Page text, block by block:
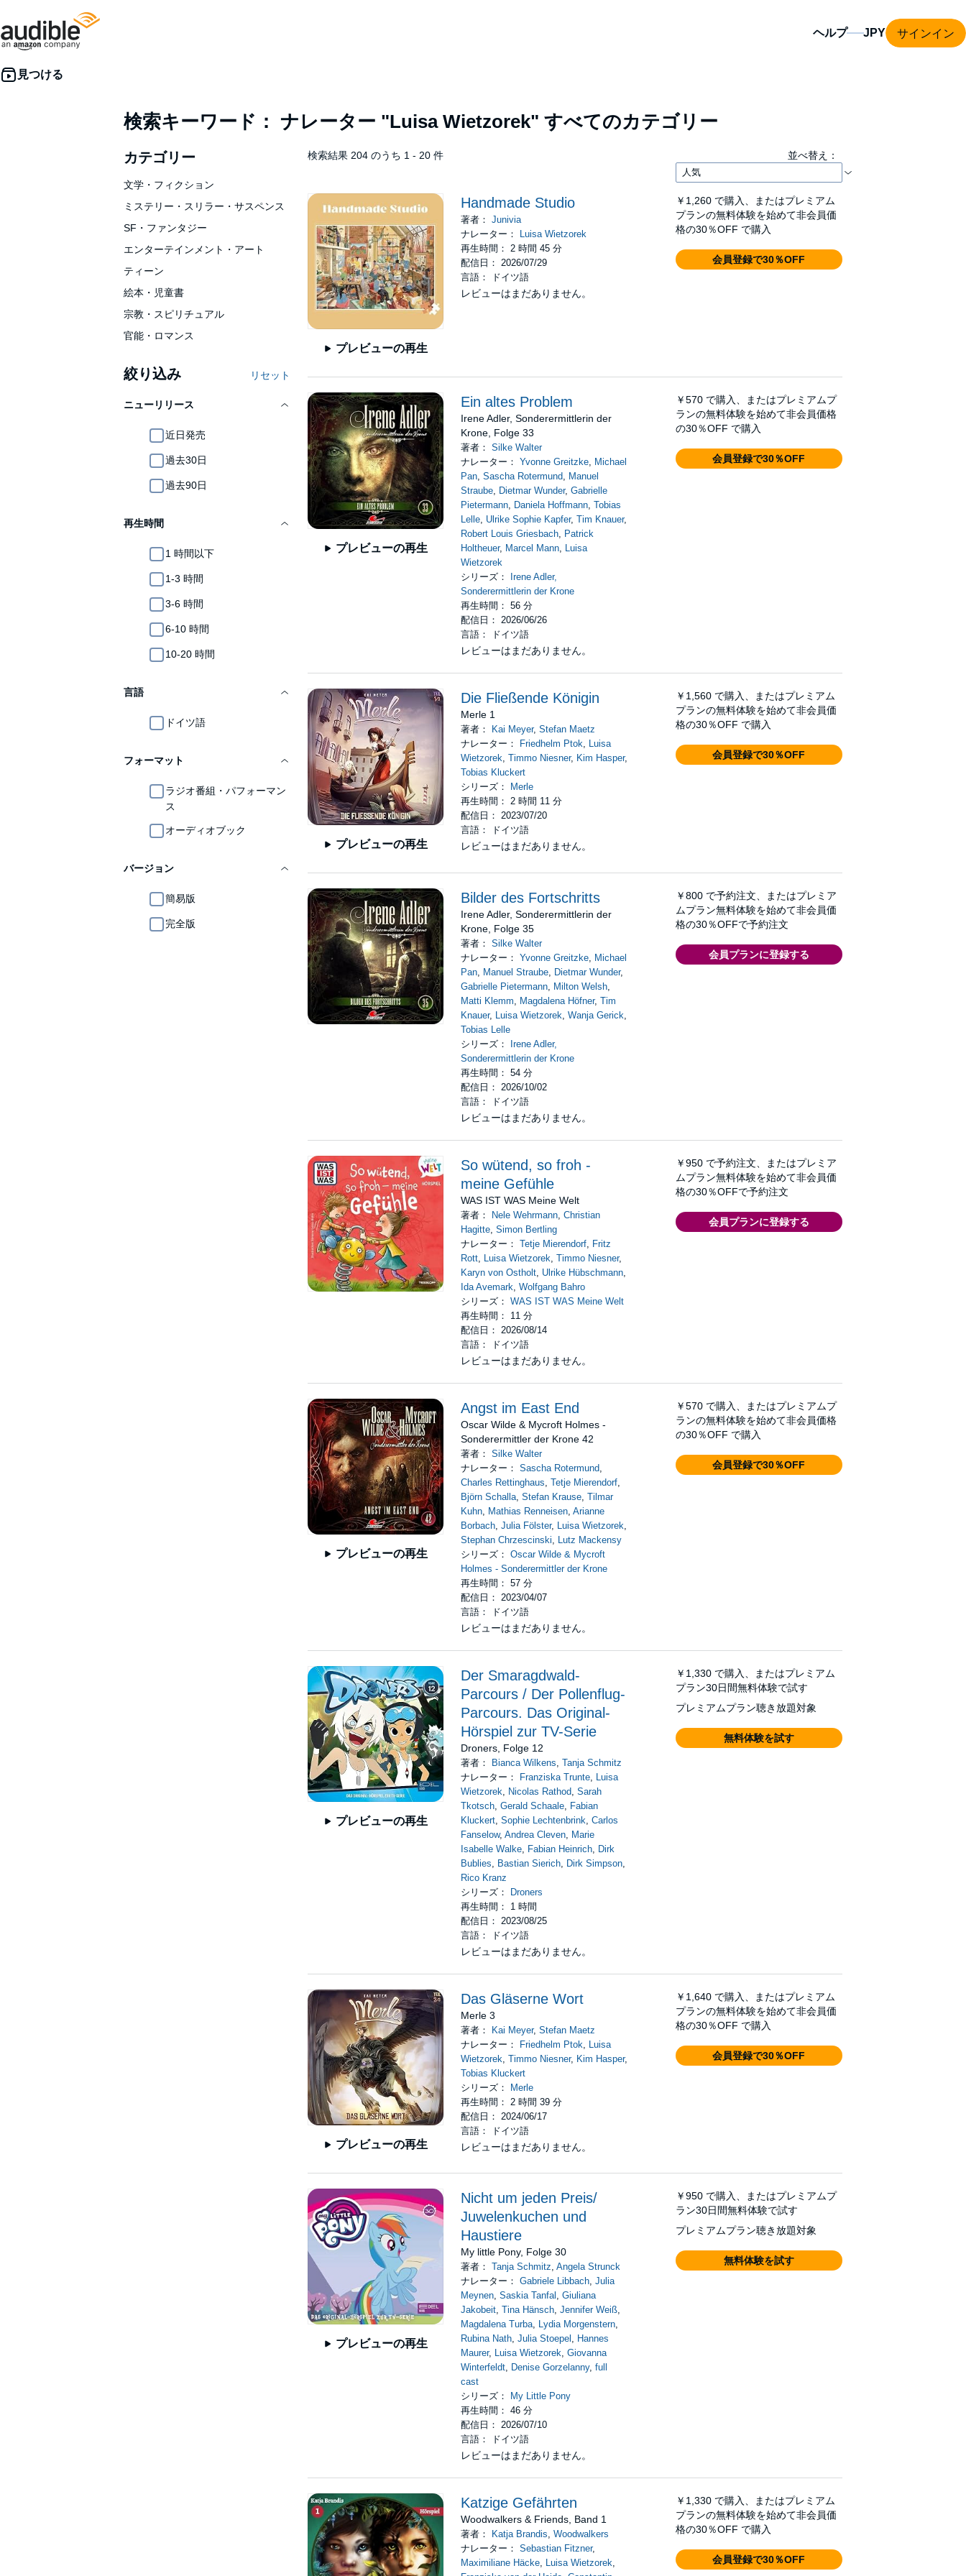
ヘルプ サインイン
検索キーワード： ナレーター "Luisa Wietzorek" すべてのカテゴリー
カテゴリー
文学・フィクション
ミステリー・スリラー・サスペンス
SF・ファンタジー
エンターテインメント・アート
ティーン
絵本・児童書
宗教・スピリチュアル
官能・ロマンス
絞り込み リセット
ニューリリース
近日発売
過去30日
過去90日
再生時間
1 時間以下
1-3 時間
3-6 時間
6-10 時間
10-20 時間
言語
ドイツ語
フォーマット
ラジオ番組・パフォーマン
ス
オーディオブック
バージョン
簡易版
完全版
検索結果 204 のうち 1 - 20 件 並べ替え：
プレビューの再生
Handmade Studio
著者：Junivia
ナレーター：
Luisa Wietzorek
再生時間： 2 時間 45 分
配信日： 2026/07/29
言語： ドイツ語
レビューはまだありません。
￥1,260 で購入、またはプレミアム
プランの無料体験を始めて非会員価
格の30％OFF で購入
会員登録で30％OFF
プレビューの再生
Ein altes Problem
Irene Adler, Sonderermittlerin der
Krone, Folge 33
著者：Silke Walter
ナレーター：Yvonne Greitzke, Michael
Pan,Sascha Rotermund, Manuel
Straube, Dietmar Wunder,Gabrielle
Pietermann, Daniela Hoffmann,Tobias
Lelle, Ulrike Sophie Kapfer,Tim Knauer,
Robert Louis Griesbach, Patrick
Holtheuer, Marcel Mann, Luisa
Wietzorek
シリーズ：
Irene Adler,
Sonderermittlerin der Krone
再生時間： 56 分
配信日： 2026/06/26
言語： ドイツ語
レビューはまだありません。
￥570 で購入、またはプレミアムプ
ランの無料体験を始めて非会員価格
の30％OFF で購入
会員登録で30％OFF
プレビューの再生
Die Fließende Königin
Merle 1
著者： Kai Meyer,Stefan Maetz
ナレーター：
Friedhelm Ptok, Luisa
Wietzorek,Timmo Niesner, Kim Hasper,
Tobias Kluckert
シリーズ：
Merle
再生時間： 2 時間 11 分
配信日： 2023/07/20
言語： ドイツ語
レビューはまだありません。
￥1,560 で購入、またはプレミアム
プランの無料体験を始めて非会員価
格の30％OFF で購入
会員登録で30％OFF
Bilder des Fortschritts
Irene Adler, Sonderermittlerin der
Krone, Folge 35
著者：Silke Walter
ナレーター：Yvonne Greitzke Michael
Pan Manuel Straube Dietmar Wunder,
Gabrielle Pietermann Milton Welsh
Matti Klemm
Magdalena Höfner,Tim
Knauer, Luisa Wietzorek ,Wanja Gerick
Tobias Lelle
シリーズ： Irene Adler,
Sonderermittlerin der Krone
再生時間： 54 分
配信日： 2026/10/02
言語： ドイツ語
レビューはまだありません。
￥800 で予約注文、またはプレミア
ムプラン無料体験を始めて非会員価
格の30％OFFで予約注文
会員プランに登録する
So wütend, so froh -
meine Gefühle
WAS IST WAS Meine Welt
著者： Nele Wehrmann ,Christian
Hagitte ,Simon Bertling
ナレーター：Tetje Mierendorf Fritz
Rott Luisa Wietzorek ,Timmo Niesner,
Karyn von Ostholt Ulrike Hübschmann
Ida Avemark ,Wolfgang Bahro
シリーズ：WAS IST WAS Meine Welt
再生時間： 11 分
配信日： 2026/08/14
言語： ドイツ語
レビューはまだありません。
￥950 で予約注文、またはプレミア
ムプラン無料体験を始めて非会員価
格の30％OFFで予約注文
会員プランに登録する
プレビューの再生
Angst im East End
Oscar Wilde & Mycroft Holmes -
Sonderermittler der Krone 42
著者：Silke Walter
ナレーター：Sascha Rotermund
Charles Rettinghaus ,Tetje Mierendorf
Björn Schalla ,Stefan Krause ,Tilmar
Kuhn Mathias Renneisen ,Arianne
Borbach ,Julia Fölster, Luisa Wietzorek
Stephan Chrzescinski
Lutz Mackensy
シリーズ：Oscar Wilde & Mycroft
Holmes - Sonderermittler der Krone
再生時間： 57 分
配信日： 2023/04/07
言語： ドイツ語
レビューはまだありません。
￥570 で購入、またはプレミアムプ
ランの無料体験を始めて非会員価格
の30％OFF で購入
会員登録で30％OFF
プレビューの再生
Der Smaragdwald-
Parcours / Der Pollenflug-
Parcours. Das Original-
Hörspiel zur TV-Serie
Droners, Folge 12
著者： Bianca Wilkens ,Tanja Schmitz
ナレーター： Franziska Trunte Luisa
Wietzorek
Nicolas Rathod ,Sarah
Tkotsch ,Gerald Schaale Fabian
Kluckert ,Sophie Lechtenbrink ,Carlos
Fanselow,Andrea Cleven Marie
Isabelle Walke Fabian Heinrich Dirk
Bublies
Bastian Sierich Dirk Simpson
Rico Kranz
シリーズ： Droners
再生時間： 1 時間
配信日： 2023/08/25
言語： ドイツ語
レビューはまだありません。
￥1,330 で購入、またはプレミアム
プラン30日間無料体験で試す
プレミアムプラン聴き放題対象
無料体験を試す
プレビューの再生
Das Gläserne Wort
Merle 3
著者： Kai Meyer,Stefan Maetz
ナレーター： Friedhelm Ptok
Luisa
Wietzorek ,Timmo Niesner, Kim Hasper,
Tobias Kluckert
シリーズ： Merle
再生時間： 2 時間 39 分
配信日： 2024/06/17
言語： ドイツ語
レビューはまだありません。
￥1,640 で購入、またはプレミアム
プランの無料体験を始めて非会員価
格の30％OFF で購入
会員登録で30％OFF
プレビューの再生
Nicht um jeden Preis/
Juwelenkuchen und
Haustiere
My little Pony, Folge 30
著者：Tanja Schmitz ,Angela Strunck
ナレーター：Gabriele Libbach ,Julia
Meynen ,Saskia Tanfal ,Giuliana
Jakobeit ,Tina Hänsch ,Jennifer Weiß
Magdalena Turba
Lydia Morgenstern
Rubina Nath ,Julia Stoepel
Hannes
Maurer, Luisa Wietzorek ,Giovanna
Winterfeldt
Denise Gorzelanny,full
cast
シリーズ：
My Little Pony
再生時間： 46 分
配信日： 2026/07/10
言語： ドイツ語
レビューはまだありません。
￥950 で購入、またはプレミアムプ
ラン30日間無料体験で試す
プレミアムプラン聴き放題対象
無料体験を試す
Katzige Gefährten
Woodwalkers & Friends, Band 1
著者： Katja Brandis ,Woodwalkers
ナレーター：Sebastian Fitzner,
Maximiliane Häcke
Luisa Wietzorek
￥1,330 で購入、またはプレミアム
プランの無料体験を始めて非会員価
格の30％OFF で購入
会員登録で30％OFF